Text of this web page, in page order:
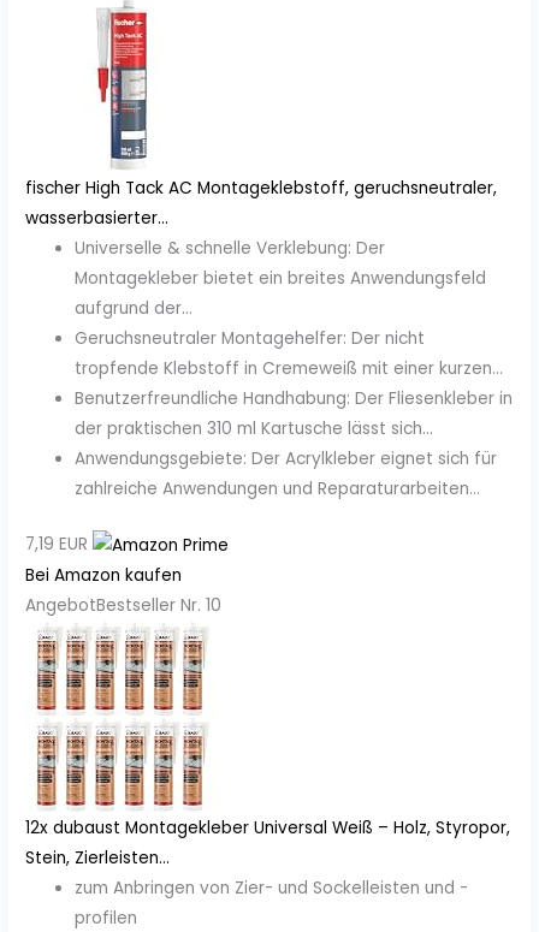
fischer High Tack AC Montageklebstoff, geruchsneutraler,
wasserbasierter...
Universelle & schnelle Verklebung: Der
Montagekleber bietet ein breites Anwendungsfeld
aufgrund der...
Geruchsneutraler Montagehelfer: Der nicht
tropfende Klebstoff in Cremeweiß mit einer kurzen...
Benutzerfreundliche Handhabung: Der Fliesenkleber in
der praktischen 310 ml Kartusche lässt sich...
Anwendungsgebiete: Der Acrylkleber eignet sich für
zahlreiche Anwendungen und Reparaturarbeiten...
7,19 EUR
Bei Amazon kaufen
AngebotBestseller Nr. 10
12x dubaust Montagekleber Universal Weiß – Holz, Styropor,
Stein, Zierleisten...
zum Anbringen von Zier- und Sockelleisten und -
profilen